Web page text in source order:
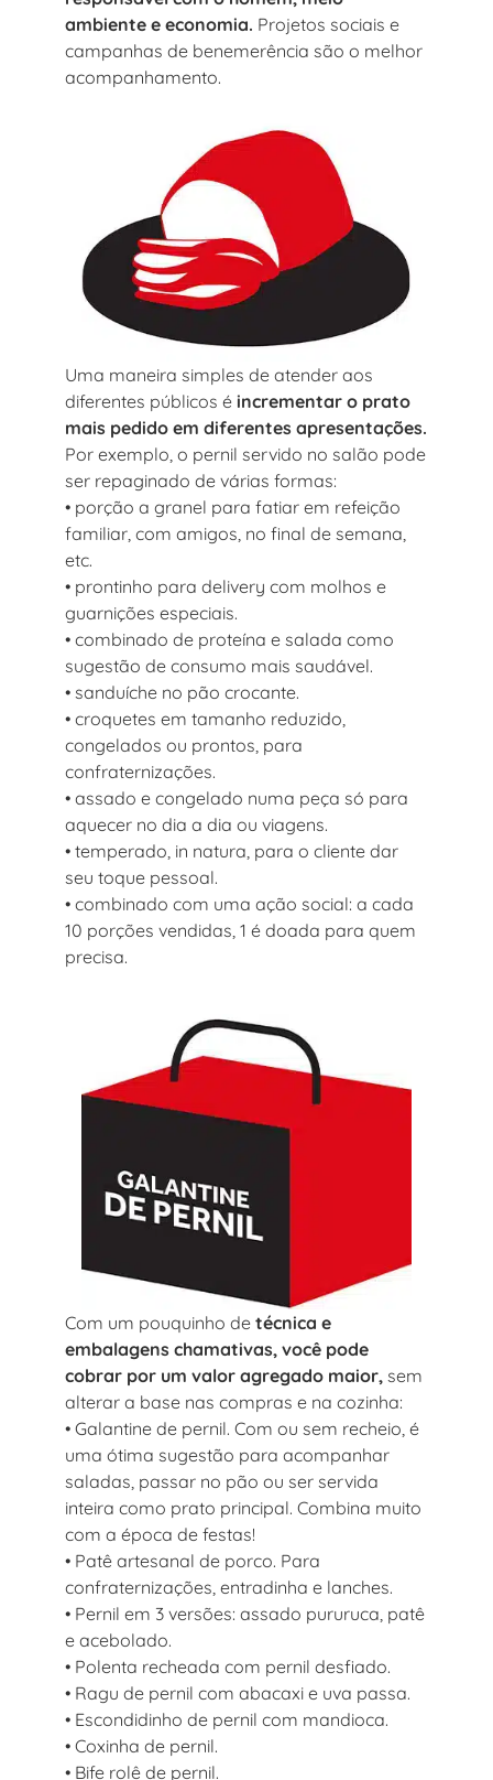
ambiente e economia. Projetos sociais e
campanhas de benemerência são o melhor
acompanhamento.
Uma maneira simples de atender aos
diferentes públicos é incrementar o prato
mais pedido em diferentes apresentações.
Por exemplo, o pernil servido no salão pode
ser repaginado de várias formas:
• porção a granel para fatiar em refeição
familiar, com amigos, no final de semana,
etc.
• prontinho para delivery com molhos e
guarnições especiais.
• combinado de proteína e salada como
sugestão de consumo mais saudável.
• sanduíche no pão crocante.
• croquetes em tamanho reduzido,
congelados ou prontos, para
confraternizações.
• assado e congelado numa peça só para
aquecer no dia a dia ou viagens.
• temperado, in natura, para o cliente dar
seu toque pessoal.
• combinado com uma ação social: a cada
10 porções vendidas, 1 é doada para quem
precisa.
Com um pouquinho de técnica e
embalagens chamativas, você pode
cobrar por um valor agregado maior, sem
alterar a base nas compras e na cozinha:
• Galantine de pernil. Com ou sem recheio, é
uma ótima sugestão para acompanhar
saladas, passar no pão ou ser servida
inteira como prato principal. Combina muito
com a época de festas!
• Patê artesanal de porco. Para
confraternizações, entradinha e lanches.
• Pernil em 3 versões: assado pururuca, patê
e acebolado.
• Polenta recheada com pernil desfiado.
• Ragu de pernil com abacaxi e uva passa.
• Escondidinho de pernil com mandioca.
• Coxinha de pernil.
• Bife rolê de pernil.